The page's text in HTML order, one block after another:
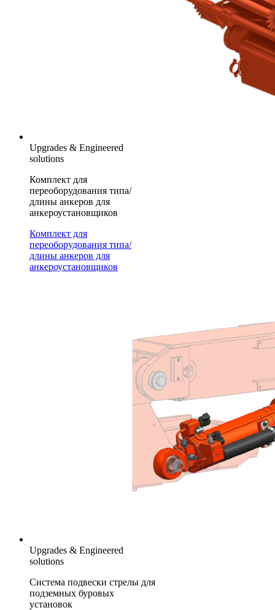
Upgrades & Engineered
solutions
Комплект для
переоборудования типа/
длины анкеров для
анкероустановщиков
Комплект для
переоборудования типа/
длины анкеров для
анкероустановщиков
Upgrades & Engineered
solutions
Система подвески стрелы для
подземных буровых
установок